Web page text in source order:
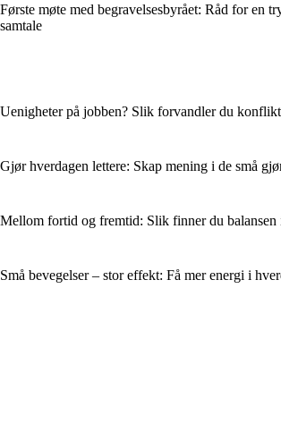
Første møte med begravelsesbyrået: Råd for en
samtale
Uenigheter på jobben? Slik forvandler du
Gjør hverdagen lettere: Skap mening i de små
Mellom fortid og fremtid: Slik finner du balansen
Små bevegelser – stor effekt: Få mer energi i